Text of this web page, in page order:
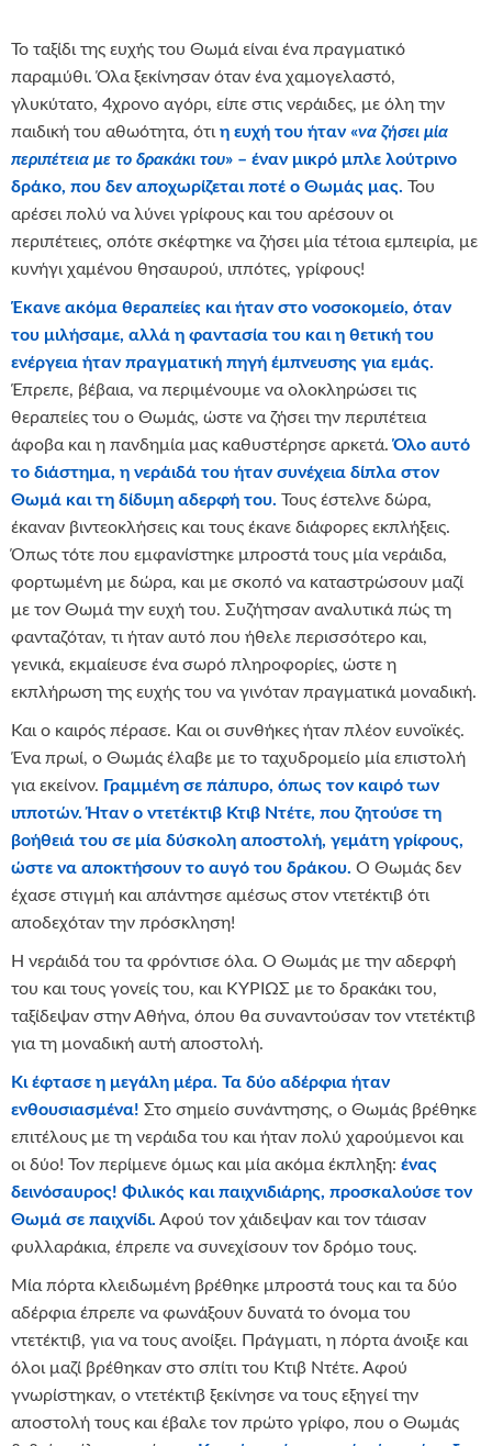
Το ταξίδι της ευχής του Θωμά είναι ένα πραγματικό
παραμύθι. Όλα ξεκίνησαν όταν ένα χαμογελαστό,
γλυκύτατο, 4χρονο αγόρι, είπε στις νεράιδες, με όλη την
παιδική του αθωότητα, ότιη ευχή του ήταν «να ζήσει μία
περιπέτεια με το δρακάκι του» – έναν μικρό μπλε λούτρινο
δράκο, που δεν αποχωρίζεται ποτέ ο Θωμάς μας. Του
αρέσει πολύ να λύνει γρίφους και του αρέσουν οι
περιπέτειες, οπότε σκέφτηκε να ζήσει μία τέτοια εμπειρία, με
κυνήγι χαμένου θησαυρού, ιππότες, γρίφους!
Έκανε ακόμα θεραπείες και ήταν στο νοσοκομείο, όταν
του μιλήσαμε, αλλά η φαντασία του και η θετική του
ενέργεια ήταν πραγματική πηγή έμπνευσης για εμάς.
Έπρεπε, βέβαια, να περιμένουμε να ολοκληρώσει τις
θεραπείες του ο Θωμάς, ώστε να ζήσει την περιπέτεια
άφοβα και η πανδημία μας καθυστέρησε αρκετά.Όλο αυτό
το διάστημα, η νεράιδά του ήταν συνέχεια δίπλα στον
Θωμά και τη δίδυμη αδερφή του. Τους έστελνε δώρα,
έκαναν βιντεοκλήσεις και τους έκανε διάφορες εκπλήξεις.
Όπως τότε που εμφανίστηκε μπροστά τους μία νεράιδα,
φορτωμένη με δώρα, και με σκοπό να καταστρώσουν μαζί
με τον Θωμά την ευχή του. Συζήτησαν αναλυτικά πώς τη
φανταζόταν, τι ήταν αυτό που ήθελε περισσότερο και,
γενικά, εκμαίευσε ένα σωρό πληροφορίες, ώστε η
εκπλήρωση της ευχής του να γινόταν πραγματικά μοναδική.
Και ο καιρός πέρασε. Και οι συνθήκες ήταν πλέον ευνοϊκές.
Ένα πρωί, ο Θωμάς έλαβε με το ταχυδρομείο μία επιστολή
για εκείνον. Γραμμένη σε πάπυρο, όπως τον καιρό των
ιπποτών. Ήταν ο ντετέκτιβ Κτιβ Ντέτε, που ζητούσε τη
βοήθειά του σε μία δύσκολη αποστολή, γεμάτη γρίφους,
ώστε να αποκτήσουν το αυγό του δράκου. Ο Θωμάς δεν
έχασε στιγμή και απάντησε αμέσως στον ντετέκτιβ ότι
αποδεχόταν την πρόσκληση!
Η νεράιδά του τα φρόντισε όλα. Ο Θωμάς με την αδερφή
του και τους γονείς του, και ΚΥΡΙΩΣ με το δρακάκι του,
ταξίδεψαν στην Αθήνα, όπου θα συναντούσαν τον ντετέκτιβ
για τη μοναδική αυτή αποστολή.
Κι έφτασε η μεγάλη μέρα. Τα δύο αδέρφια ήταν
ενθουσιασμένα! Στο σημείο συνάντησης, ο Θωμάς βρέθηκε
επιτέλους με τη νεράιδα του και ήταν πολύ χαρούμενοι και
οι δύο! Τον περίμενε όμως και μία ακόμα έκπληξη: ένας
δεινόσαυρος! Φιλικός και παιχνιδιάρης, προσκαλούσε τον
Θωμά σε παιχνίδι. Αφού τον χάιδεψαν και τον τάισαν
φυλλαράκια, έπρεπε να συνεχίσουν τον δρόμο τους.
Μία πόρτα κλειδωμένη βρέθηκε μπροστά τους και τα δύο
αδέρφια έπρεπε να φωνάξουν δυνατά το όνομα του
ντετέκτιβ, για να τους ανοίξει. Πράγματι, η πόρτα άνοιξε και
όλοι μαζί βρέθηκαν στο σπίτι του Κτιβ Ντέτε. Αφού
γνωρίστηκαν, ο ντετέκτιβ ξεκίνησε να τους εξηγεί την
αποστολή τους και έβαλε τον πρώτο γρίφο, που ο Θωμάς